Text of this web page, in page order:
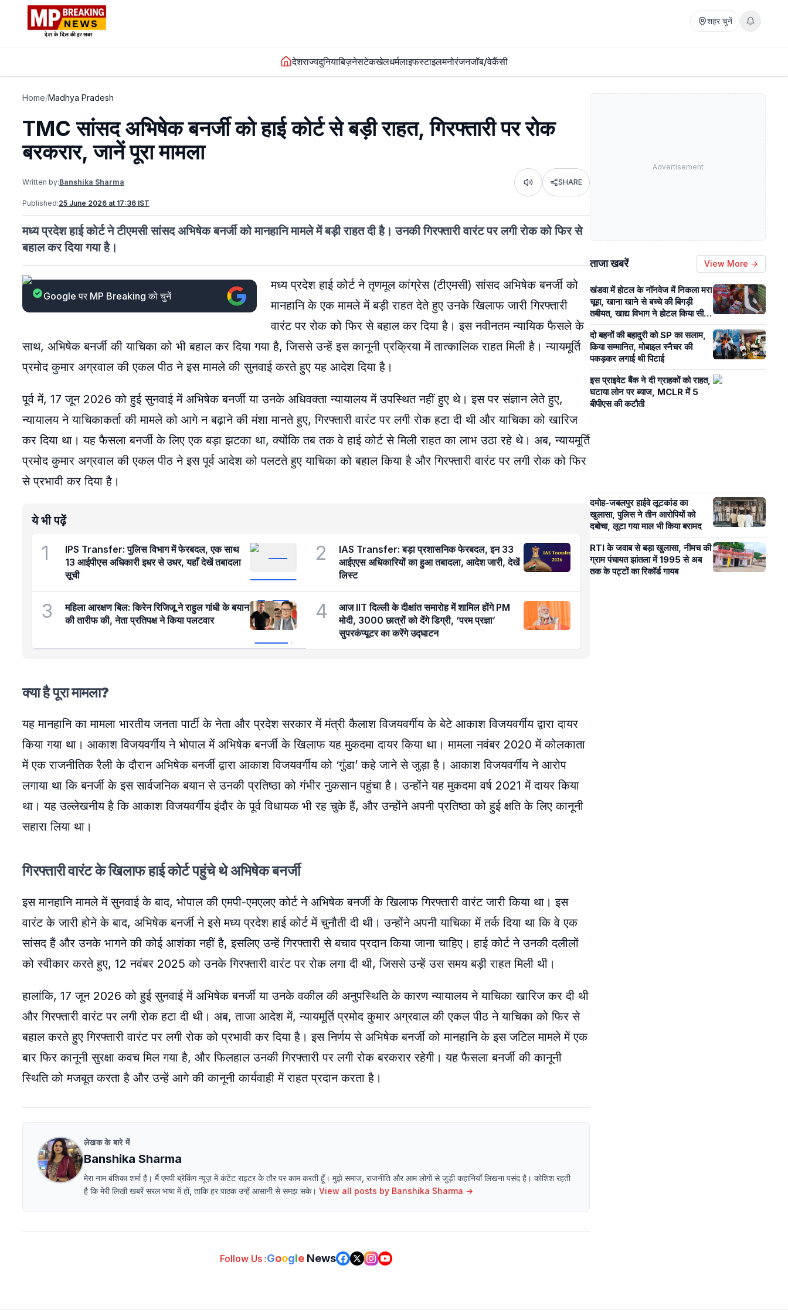
शहर चुनें
देशराज्यदुनियाबिज़नेसटेकखेलधर्मलाइफस्टाइलमनोरंजनजॉब/वेकैंसी
Home/Madhya Pradesh
TMC सांसद अभिषेक बनर्जी को हाई कोर्ट से बड़ी राहत, गिरफ्तारी पर रोक
बरकरार, जानें पूरा मामला
Written by:Banshika Sharma Listen SHARE
Published:25 June 2026 at 17:36 IST
मध्य प्रदेश हाई कोर्ट ने टीएमसी सांसद अभिषेक बनर्जी को मानहानि मामले में बड़ी राहत दी है। उनकी गिरफ्तारी वारंट पर लगी रोक को फिर से
बहाल कर दिया गया है।
Google पर MP Breaking को चुनें
मध्य प्रदेश हाई कोर्ट ने तृणमूल कांग्रेस (टीएमसी) सांसद अभिषेक बनर्जी को
मानहानि के एक मामले में बड़ी राहत देते हुए उनके खिलाफ जारी गिरफ्तारी
वारंट पर रोक को फिर से बहाल कर दिया है। इस नवीनतम न्यायिक फैसले के
साथ, अभिषेक बनर्जी की याचिका को भी बहाल कर दिया गया है, जिससे उन्हें इस कानूनी प्रक्रिया में तात्कालिक राहत मिली है। न्यायमूर्ति
प्रमोद कुमार अग्रवाल की एकल पीठ ने इस मामले की सुनवाई करते हुए यह आदेश दिया है।
पूर्व में, 17 जून 2026 को हुई सुनवाई में अभिषेक बनर्जी या उनके अधिवक्ता न्यायालय में उपस्थित नहीं हुए थे। इस पर संज्ञान लेते हुए,
न्यायालय ने याचिकाकर्ता की मामले को आगे न बढ़ाने की मंशा मानते हुए, गिरफ्तारी वारंट पर लगी रोक हटा दी थी और याचिका को खारिज
कर दिया था। यह फैसला बनर्जी के लिए एक बड़ा झटका था, क्योंकि तब तक वे हाई कोर्ट से मिली राहत का लाभ उठा रहे थे। अब, न्यायमूर्ति
प्रमोद कुमार अग्रवाल की एकल पीठ ने इस पूर्व आदेश को पलटते हुए याचिका को बहाल किया है और गिरफ्तारी वारंट पर लगी रोक को फिर
से प्रभावी कर दिया है।
ये भी पढ़ें
1
IPS Transfer: पुलिस विभाग में फेरबदल, एक साथ
13 आईपीएस अधिकारी इधर से उधर, यहाँ देखें तबादला
सूची
2
IAS Transfer: बड़ा प्रशासनिक फेरबदल, इन 33
आईएएस अधिकारियों का हुआ तबादला, आदेश जारी, देखें
लिस्ट
3
महिला आरक्षण बिल: किरेन रिजिजू ने राहुल गांधी के बयान
की तारीफ की, नेता प्रतिपक्ष ने किया पलटवार
4
आज IIT दिल्ली के दीक्षांत समारोह में शामिल होंगे PM
मोदी, 3000 छात्रों को देंगे डिग्री, ‘परम प्रज्ञा’
सुपरकंप्यूटर का करेंगे उद्घाटन
क्या है पूरा मामला?
यह मानहानि का मामला भारतीय जनता पार्टी के नेता और प्रदेश सरकार में मंत्री कैलाश विजयवर्गीय के बेटे आकाश विजयवर्गीय द्वारा दायर
किया गया था। आकाश विजयवर्गीय ने भोपाल में अभिषेक बनर्जी के खिलाफ यह मुकदमा दायर किया था। मामला नवंबर 2020 में कोलकाता
में एक राजनीतिक रैली के दौरान अभिषेक बनर्जी द्वारा आकाश विजयवर्गीय को ‘गुंडा’ कहे जाने से जुड़ा है। आकाश विजयवर्गीय ने आरोप
लगाया था कि बनर्जी के इस सार्वजनिक बयान से उनकी प्रतिष्ठा को गंभीर नुकसान पहुंचा है। उन्होंने यह मुकदमा वर्ष 2021 में दायर किया
था। यह उल्लेखनीय है कि आकाश विजयवर्गीय इंदौर के पूर्व विधायक भी रह चुके हैं, और उन्होंने अपनी प्रतिष्ठा को हुई क्षति के लिए कानूनी
सहारा लिया था।
गिरफ्तारी वारंट के खिलाफ हाई कोर्ट पहुंचे थे अभिषेक बनर्जी
इस मानहानि मामले में सुनवाई के बाद, भोपाल की एमपी-एमएलए कोर्ट ने अभिषेक बनर्जी के खिलाफ गिरफ्तारी वारंट जारी किया था। इस
वारंट के जारी होने के बाद, अभिषेक बनर्जी ने इसे मध्य प्रदेश हाई कोर्ट में चुनौती दी थी। उन्होंने अपनी याचिका में तर्क दिया था कि वे एक
सांसद हैं और उनके भागने की कोई आशंका नहीं है, इसलिए उन्हें गिरफ्तारी से बचाव प्रदान किया जाना चाहिए। हाई कोर्ट ने उनकी दलीलों
को स्वीकार करते हुए, 12 नवंबर 2025 को उनके गिरफ्तारी वारंट पर रोक लगा दी थी, जिससे उन्हें उस समय बड़ी राहत मिली थी।
हालांकि, 17 जून 2026 को हुई सुनवाई में अभिषेक बनर्जी या उनके वकील की अनुपस्थिति के कारण न्यायालय ने याचिका खारिज कर दी थी
और गिरफ्तारी वारंट पर लगी रोक हटा दी थी। अब, ताजा आदेश में, न्यायमूर्ति प्रमोद कुमार अग्रवाल की एकल पीठ ने याचिका को फिर से
बहाल करते हुए गिरफ्तारी वारंट पर लगी रोक को प्रभावी कर दिया है। इस निर्णय से अभिषेक बनर्जी को मानहानि के इस जटिल मामले में एक
बार फिर कानूनी सुरक्षा कवच मिल गया है, और फिलहाल उनकी गिरफ्तारी पर लगी रोक बरकरार रहेगी। यह फैसला बनर्जी की कानूनी
स्थिति को मजबूत करता है और उन्हें आगे की कानूनी कार्यवाही में राहत प्रदान करता है।
लेखक के बारे में
Banshika Sharma
मेरा नाम बंशिका शर्मा है। मैं एमपी ब्रेकिंग न्यूज़ में कंटेंट राइटर के तौर पर काम करती हूँ। मुझे समाज, राजनीति और आम लोगों से जुड़ी कहानियाँ लिखना पसंद है। कोशिश रहती
है कि मेरी लिखी खबरें सरल भाषा में हों, ताकि हर पाठक उन्हें आसानी से समझ सके। View all posts by Banshika Sharma →
Follow Us :Google News
Advertisement
ताजा खबरें View More →
खंडवा में होटल के नॉनवेज में निकला मरा
चूहा, खाना खाने से बच्चे की बिगड़ी
तबीयत, खाद्य विभाग ने होटल किया सील,
देखें वीडियो
दो बहनों की बहादुरी को SP का सलाम,
किया सम्मानित, मोबाइल स्नैचर की
पकड़कर लगाई थी पिटाई
इस प्राइवेट बैंक ने दी ग्राहकों को राहत,
घटाया लोन पर ब्याज, MCLR में 5
बीपीएस की कटौती
दमोह-जबलपुर हाईवे लूटकांड का
खुलासा, पुलिस ने तीन आरोपियों को
दबोचा, लूटा गया माल भी किया बरामद
RTI के जवाब से बड़ा खुलासा, नीमच की
ग्राम पंचायत झांतला में 1995 से अब
तक के पट्टों का रिकॉर्ड गायब